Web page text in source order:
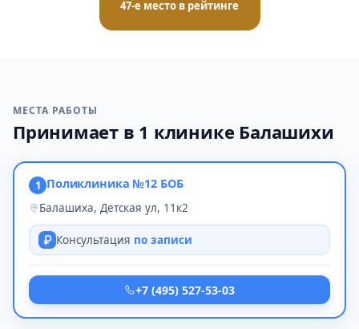
47-е место в рейтинге
МЕСТА РАБОТЫ
Принимает в 1 клинике Балашихи
1 Поликлиника №12 БОБ
Балашиха, Детская ул, 11к2
Консультация по записи
+7 (495) 527-53-03